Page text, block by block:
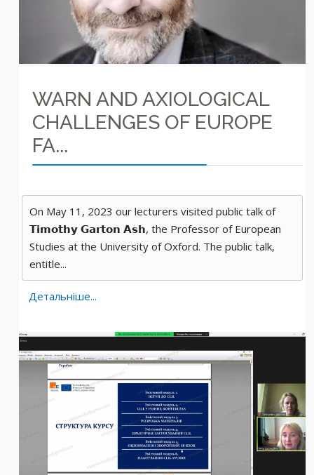
WARN AND AXIOLOGICAL
CHALLENGES OF EUROPE
FA...
On May 11, 2023 our lecturers visited public talk of
𝗧𝗶𝗺𝗼𝘁𝗵𝘆 𝗚𝗮𝗿𝘁𝗼𝗻 𝗔𝘀𝗵, the Professor of European
Studies at the University of Oxford. The public talk,
entitle...
Детальніше...